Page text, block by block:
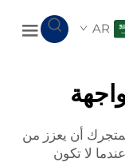
AR
أن يعزز من
لا تكون